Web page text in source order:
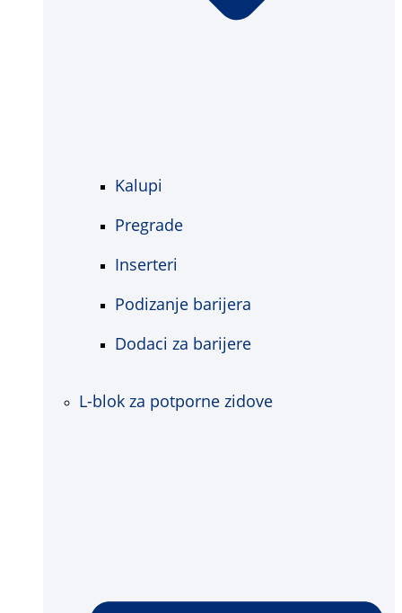
Kalupi
Pregrade
Inserteri
Podizanje barijera
Dodaci za barijere
L-blok za potporne zidove